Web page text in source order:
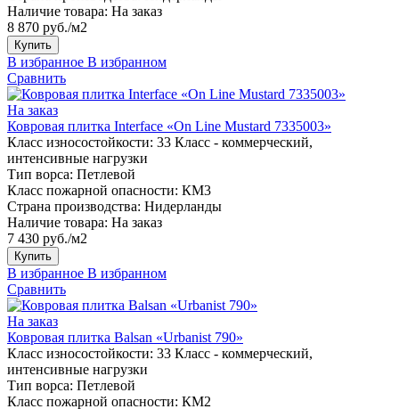
Наличие товара: На заказ
8 870 руб./м2
Купить
В избранное В избранном
Сравнить
На заказ
Ковровая плитка Interface «On Line Mustard 7335003»
Класс износостойкости: 33 Класс - коммерческий,
интенсивные нагрузки
Тип ворса: Петлевой
Класс пожарной опасности: КМ3
Страна производства: Нидерланды
Наличие товара: На заказ
7 430 руб./м2
Купить
В избранное В избранном
Сравнить
На заказ
Ковровая плитка Balsan «Urbanist 790»
Класс износостойкости: 33 Класс - коммерческий,
интенсивные нагрузки
Тип ворса: Петлевой
Класс пожарной опасности: КМ2